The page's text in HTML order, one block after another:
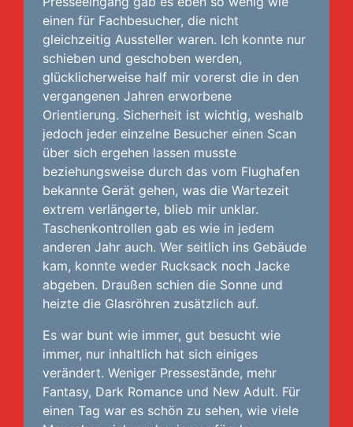
einen für Fachbesucher, die nicht
gleichzeitig Aussteller waren. Ich konnte nur
schieben und geschoben werden,
glücklicherweise half mir vorerst die in den
vergangenen Jahren erworbene
Orientierung. Sicherheit ist wichtig, weshalb
jedoch jeder einzelne Besucher einen Scan
über sich ergehen lassen musste
beziehungsweise durch das vom Flughafen
bekannte Gerät gehen, was die Wartezeit
extrem verlängerte, blieb mir unklar.
Taschenkontrollen gab es wie in jedem
anderen Jahr auch. Wer seitlich ins Gebäude
kam, konnte weder Rucksack noch Jacke
abgeben. Draußen schien die Sonne und
heizte die Glasröhren zusätzlich auf.
Es war bunt wie immer, gut besucht wie
immer, nur inhaltlich hat sich einiges
verändert. Weniger Pressestände, mehr
Fantasy, Dark Romance und New Adult. Für
einen Tag war es schön zu sehen, wie viele